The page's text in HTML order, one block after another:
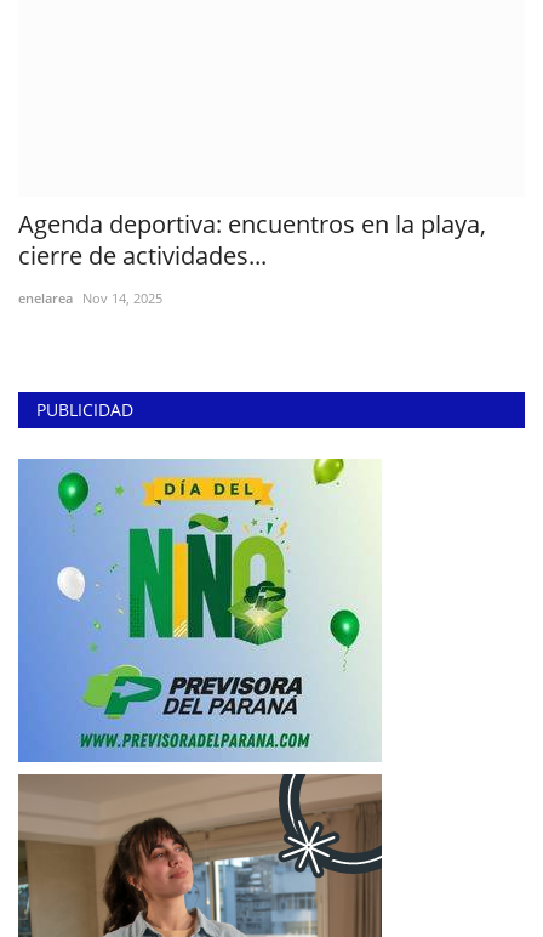
Agenda deportiva: encuentros en la playa,
cierre de actividades...
enelarea Nov 14, 2025
PUBLICIDAD